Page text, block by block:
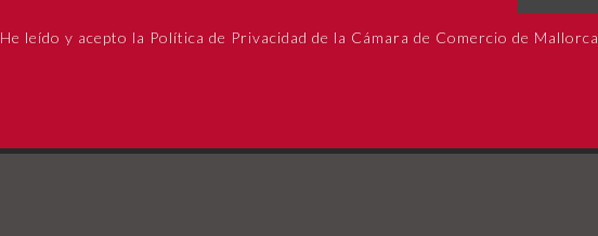
He leído y acepto la Política de Privacidad de la Cámara de Comercio de Mallorca